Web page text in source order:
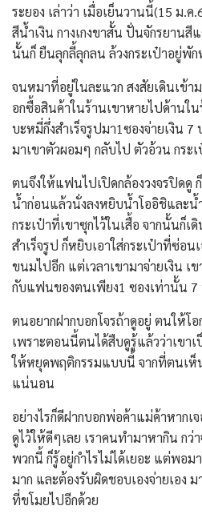
ระยอง เล่าว่า เมื่อเย็นวานนี้(15 ม.
สีน้ำเงิน กางเกงขาสั้น ปั่นจักรยาน
นั้นก็ ยืนลุกลี้ลุกลน ล้วงกระเป๋าอยู่พัก
จนหมาที่อยู่ในละแวก สงสัยเดินเข้าม
อกซื้อสินค้าในร้านเขาหายไปด้านใ
บะหมี่กึ่งสำเร็จรูปมา1ซองจ่ายเงิน
มาเขาตัวผอมๆ กลับไป ตัวอ้วน กระเ
ตนจึงให้แฟนไปเปิดกล้องวงจรปิดดู
น้ำก่อนแล้วนั่งลงหยิบน้ำโออิชิและน้
กระเป๋าที่เขาซุกไว้ในเสื้อ จากนั้นก็เ
สำเร็จรูป ก็หยิบเอาใส่กระเป๋าที่ซ่อ
ขนมไปอีก แต่เวลาเขามาจ่ายเงิน เ
กับแฟนของตนเพียง1 ซองเท่านั้น 7
ตนอยากฝากบอกโจรถ้าดูอยู่ ตนให้โอ
เพราะตอนนี้ตนได้สืบดูรู้แล้วว่าเขา
ให้หยุดพฤติกรรมแบบนี้ จากที่ตนเห็
แน่นอน
อย่างไรก็ดีฝากบอกพ่อค้าแม่ค้าหาก
ดูไว้ให้ดีๆเลย เราคนทำมาหากิน กว่
พวกนี้ ก็รู้อยู่กำไรไม่ได้เยอะ แต่พอม
มาก และต้องรับผิดชอบเองจ่ายเอง
ที่ขโมยไปอีกด้วย